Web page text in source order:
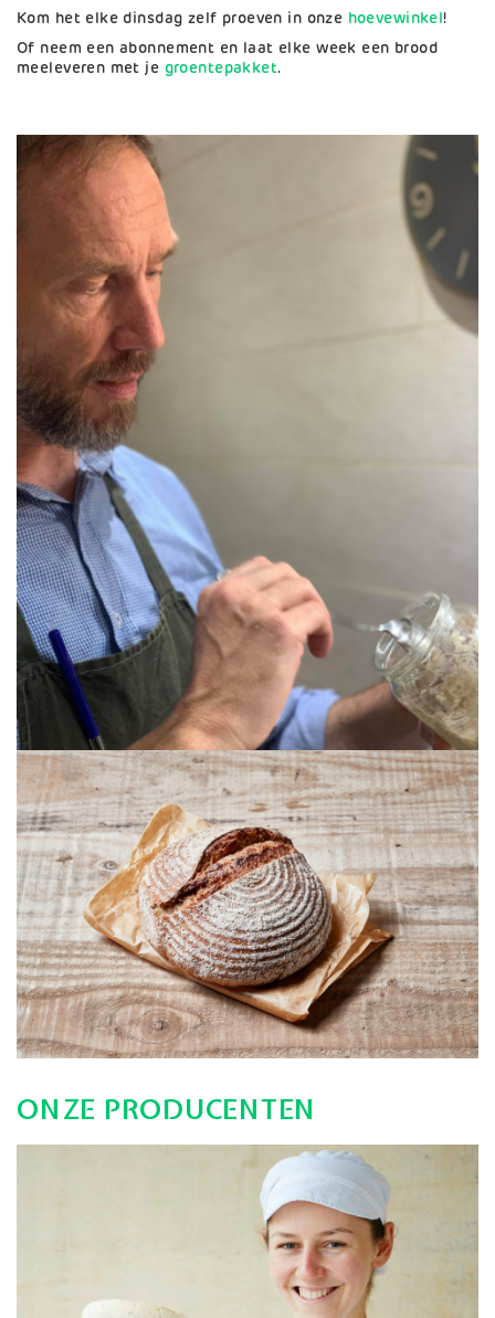
Kom het elke dinsdag zelf proeven in onze hoevewinkel!
Of neem een abonnement en laat elke week een brood
meeleveren met je groentepakket.
Afbeelding
Afbeelding
ONZE PRODUCENTEN